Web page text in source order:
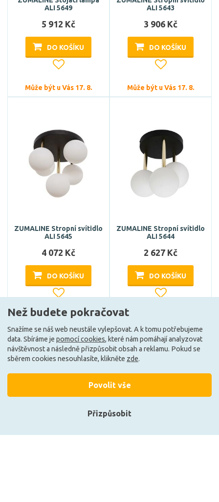
ALI 5649
5 912 Kč
DO KOŠÍKU
Může být u Vás 17. 8.
ALI 5643
3 906 Kč
DO KOŠÍKU
Může být u Vás 17. 8.
ZUMALINE Stropní svítidlo
ALI 5645
4 072 Kč
DO KOŠÍKU
Může být u Vás 17. 8.
ZUMALINE Stropní svítidlo
ALI 5644
2 627 Kč
DO KOŠÍKU
Může být u Vás 17. 8.
Načíst další
Ze stejné kolekce
Než budete pokračovat
Snažíme se náš web neustále vylepšovat. A k tomu potřebujeme
data. Sbíráme je pomocí cookies, které nám pomáhají analyzovat
návštěvnost a následně přizpůsobit obsah a reklamu. Pokud se
sběrem cookies nesouhlasíte, klikněte zde.
Přizpůsobit
Povolit vše